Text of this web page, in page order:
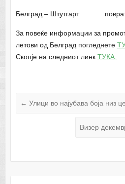
Белград – Штутгарт
За повеќе информации за
летови од Белград погледнете
Скопје на следниот линк ТУКА.
← Улици во најубава боја низ
Визер